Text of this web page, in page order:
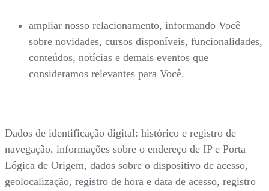
ampliar nosso relacionamento, informando Você
sobre novidades, cursos disponíveis, funcionalidades,
conteúdos, notícias e demais eventos que
consideramos relevantes para Você.
Dados de identificação digital: histórico e registro de
navegação, informações sobre o endereço de IP e Porta
Lógica de Origem, dados sobre o dispositivo de acesso,
geolocalização, registro de hora e data de acesso, registro